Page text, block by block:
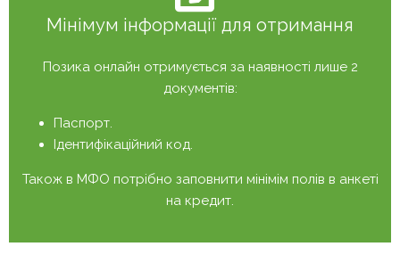
Мінімум інформації для отримання
Позика онлайн отримується за наявності лише 2
документів:
Паспорт.
Ідентифікаційний код.
Також в МФО потрібно заповнити мінімім полів в анкеті
на кредит.